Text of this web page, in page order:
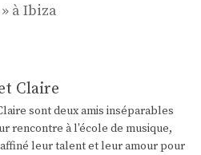
à Ibiza
Claire
sont deux amis inséparables
rencontre à l'école de musique,
leur talent et leur amour pour